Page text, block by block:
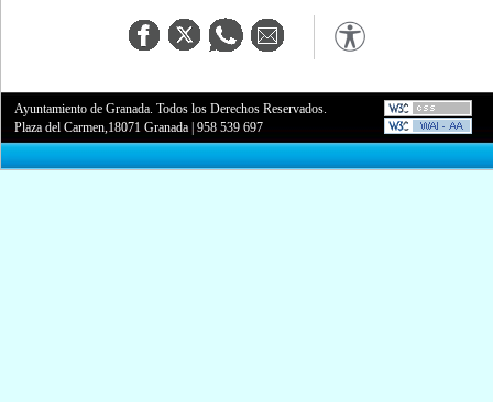
Ayuntamiento de Granada. Todos los Derechos Reservados.
Plaza del Carmen,18071 Granada |958 539 697